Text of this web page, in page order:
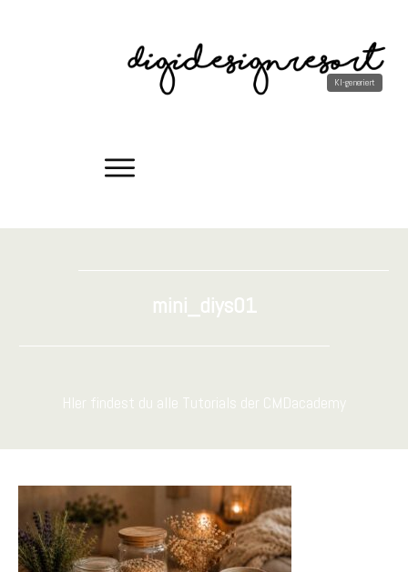
mini_diys01
HIer findest du alle Tutorials der CMDacademy